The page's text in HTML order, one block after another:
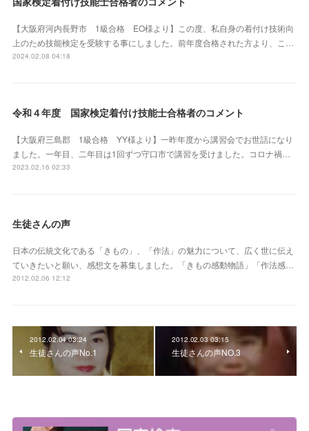
【大阪府河内長野市 1級合格 EO様より】この度、私自身の着付け技術向
上のため技能検定を受験する事にしました。前年度合格された方より、こ…
2024.02.08 04:18
令和４年度 国家検定着付け技能士合格者のコメント
【大阪府三島郡 1級合格 YY様より】一昨年度から講習会でお世話になり
ました。一年目、二年目は1回ずつ守口市で講習を受けました。コロナ禍…
2023.02.16 02:33
生徒さんの声
日本の伝統文化である「きもの」、「作法」の魅力について、広く世に伝え
ていきたいと願い、感想文を募集しました。「きもの感動物語」「作法感…
2012.02.06 12:12
2012.02.04 03:24
生徒さんの声No.1
2012.02.03 03:15
生徒さんの声NO.3